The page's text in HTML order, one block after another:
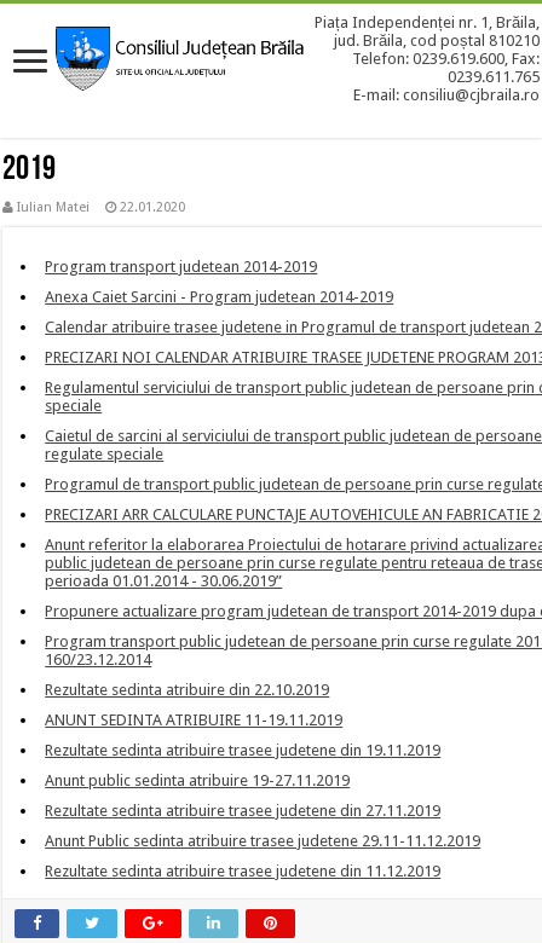
Piața Independenței nr. 1, Brăila,
jud. Brăila, cod poștal 810210
Telefon: 0239.619.600, Fax:
0239.611.765
E-mail: consiliu@cjbraila.ro
2019
Iulian Matei 22.01.2020
Program transport judetean 2014-2019
Anexa Caiet Sarcini - Program judetean 2014-2019
Calendar atribuire trasee judetene in Programul de transport judetean
PRECIZARI NOI CALENDAR ATRIBUIRE TRASEE JUDETENE PROGRAM
Regulamentul serviciului de transport public judetean de persoane
speciale
Caietul de sarcini al serviciului de transport public judetean de
regulate speciale
Programul de transport public judetean de persoane prin curse
PRECIZARI ARR CALCULARE PUNCTAJE AUTOVEHICULE AN
Anunt referitor la elaborarea Proiectului de hotarare privind
public judetean de persoane prin curse regulate pentru reteaua de
perioada 01.01.2014 - 30.06.2019”
Propunere actualizare program judetean de transport 2014-2019 dupa
Program transport public judetean de persoane prin curse regulate
160/23.12.2014
Rezultate sedinta atribuire din 22.10.2019
ANUNT SEDINTA ATRIBUIRE 11-19.11.2019
Rezultate sedinta atribuire trasee judetene din 19.11.2019
Anunt public sedinta atribuire 19-27.11.2019
Rezultate sedinta atribuire trasee judetene din 27.11.2019
Anunt Public sedinta atribuire trasee judetene 29.11-11.12.2019
Rezultate sedinta atribuire trasee judetene din 11.12.2019